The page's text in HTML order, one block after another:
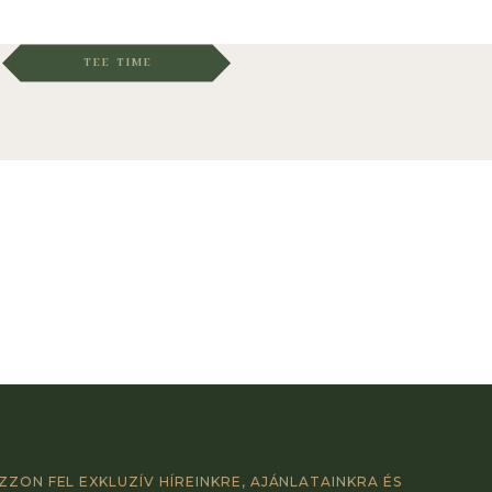
TEE TIME
FEL EXKLUZÍV HÍREINKRE, AJÁNLATAINKRA ÉS